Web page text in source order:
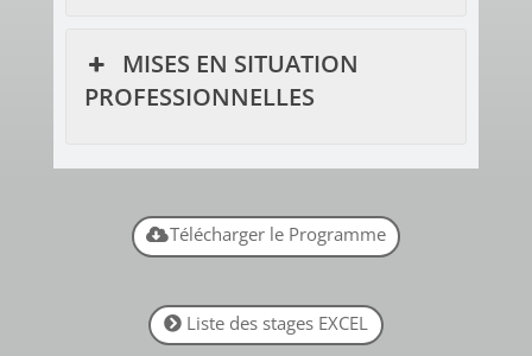
MISES EN SITUATION
PROFESSIONNELLES
Télécharger le Programme
Liste des stages EXCEL